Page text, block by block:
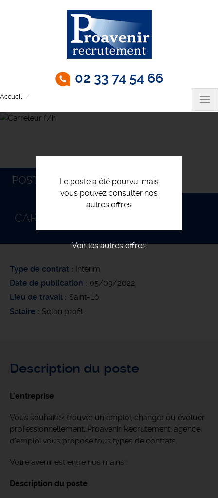
02 33 74 54 66
Accueil
Le poste a été pourvu, mais
vous pouvez consulter nos
autres offres
Voir les autres offres
POSTULEZ
CARRELEUR F/H
Type de contrat
Intérim
Date de publication
05/09/2022
Lieu de travail
Saint-Lô
Salaire
Selon profil
Description du poste
L'entreprise
Vous souhaitez trouver un emploi, changer ou évoluer
professionnellement, Proavenir Recrutement, agence
d’emploi vous propose tous types de contrats.
Votre avenir est entre nos mains !
Description du poste